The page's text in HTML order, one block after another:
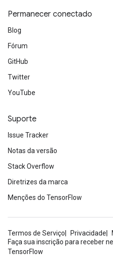
Permanecer conectado
Blog
Fórum
GitHub
Twitter
YouTube
Suporte
Issue Tracker
Notas da versão
Stack Overflow
Diretrizes da marca
Menções do TensorFlow
Termos de Serviço Privacidade
Faça sua inscrição para receber
TensorFlow